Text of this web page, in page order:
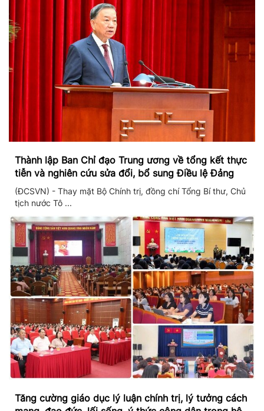
Thành lập Ban Chỉ đạo Trung ương về tổng kết thực
tiễn và nghiên cứu sửa đổi, bổ sung Điều lệ Đảng
(ĐCSVN) - Thay mặt Bộ Chính trị, đồng chí Tổng Bí thư, Chủ
tịch nước Tô ...
Tăng cường giáo dục lý luận chính trị, lý tưởng cách